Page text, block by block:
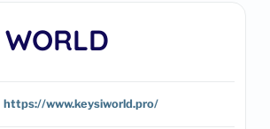
WORLD
https://www.keysiworld.pro/